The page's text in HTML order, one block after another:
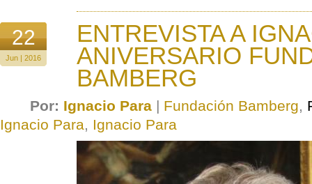
22
Jun | 2016
ENTREVISTA A
ANIVERSARIO
BAMBERG
Por: Ignacio Para | Fundación Bamberg,
Ignacio Para, Ignacio Para